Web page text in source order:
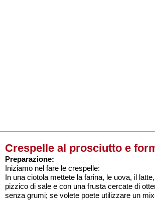
Crespelle al prosciutto e
Preparazione:
Iniziamo nel fare le crespelle:
In una ciotola mettete la farina, le uova, il
pizzico di sale e con una frusta cercate di
senza grumi; se volete poete utilizzare un